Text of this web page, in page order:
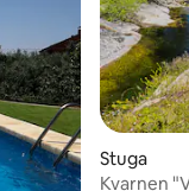
Stuga
Kvarnen